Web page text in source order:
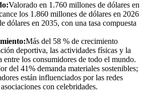
Valorado en 1.760 millones de dólares en
los 1.860 millones de dólares en 2026
dólares en 2035, con una tasa compuesta
Más del 58 % de crecimiento
deportiva, las actividades físicas y la
entre los consumidores de todo el mundo.
del 41% demanda materiales sostenibles;
están influenciados por las redes
con celebridades.